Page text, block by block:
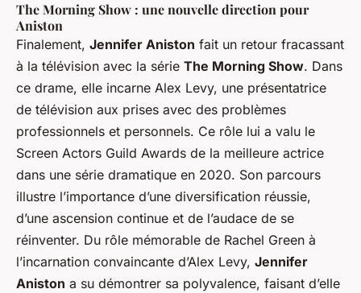
The Morning Show : une nouvelle direction pour
Aniston
Finalement, Jennifer Aniston fait un retour fracassant
à la télévision avec la série The Morning Show. Dans
ce drame, elle incarne Alex Levy, une présentatrice
de télévision aux prises avec des problèmes
professionnels et personnels. Ce rôle lui a valu le
Screen Actors Guild Awards de la meilleure actrice
dans une série dramatique en 2020. Son parcours
illustre l’importance d’une diversification réussie,
d’une ascension continue et de l’audace de se
réinventer. Du rôle mémorable de Rachel Green à
l’incarnation convaincante d’Alex Levy, Jennifer
Aniston a su démontrer sa polyvalence, faisant d’elle